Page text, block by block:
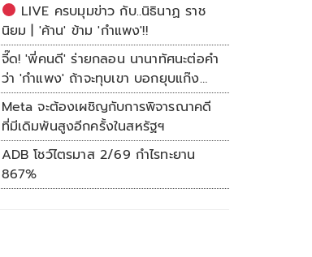
LIVE ครบมุมข่าว กับ..นิธินาฏ ราช
นิยม | 'ค้าน' ข้าม 'กำแพง'!!
จี๊ด! 'พี่คนดี' ร่ายกลอน นานาทัศนะต่อคำ
ว่า 'กำแพง' ถ้าจะทุบเขา บอกยุบแก๊ง
ง่ายกว่า
Meta จะต้องเผชิญกับการพิจารณาคดี
ที่มีเดิมพันสูงอีกครั้งในสหรัฐฯ
ADB โชว์ไตรมาส 2/69 กำไรทะยาน
867%